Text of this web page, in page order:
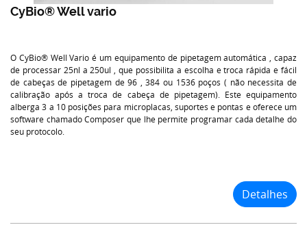
CyBio® Well vario
O CyBio® Well Vario é um equipamento de pipetagem automática , capaz
de processar 25nl a 250ul , que possibilita a escolha e troca rápida e fácil
de cabeças de pipetagem de 96 , 384 ou 1536 poços ( não necessita de
calibração após a troca de cabeça de pipetagem). Este equipamento
alberga 3 a 10 posições para microplacas, suportes e pontas e oferece um
software chamado Composer que lhe permite programar cada detalhe do
seu protocolo.
Detalhes